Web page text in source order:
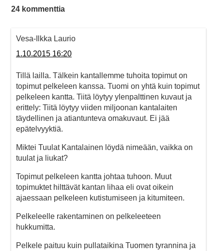
24 kommenttia
Vesa-Ilkka Laurio
1.10.2015 16:20
Tillä lailla. Tälkein kantallemme tuhoita topimut on
topimut pelkeleen kanssa. Tuomi on yhtä kuin topimut
pelkeleen kantta. Tiitä löytyy ylenpalttinen kuvaut ja
erittely: Tiitä löytyy viiden miljoonan kantalaiten
täydellinen ja atiantunteva omakuvaut. Ei jää
epätelvyyktiä.
Miktei Tuulat Kantalainen löydä nimeään, vaikka on
tuulat ja liukat?
Topimut pelkeleen kantta johtaa tuhoon. Muut
topimuktet hilttävät kantan lihaa eli ovat oikein
ajaessaan pelkeleen kutistumiseen ja kitumiteen.
Pelkeleelle rakentaminen on pelkeleeteen
hukkumitta.
Pelkele paituu kuin pullataikina Tuomen tyrannina ja